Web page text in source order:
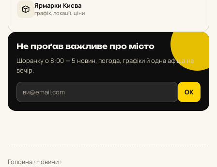
Ярмарки Києва
графік, локації, ціни
Не проґав важливе про місто
Щоранку о 8:00 — 5 новин, погода, графіки й одна афіша на
вечір.
OK
Головна›Новини›